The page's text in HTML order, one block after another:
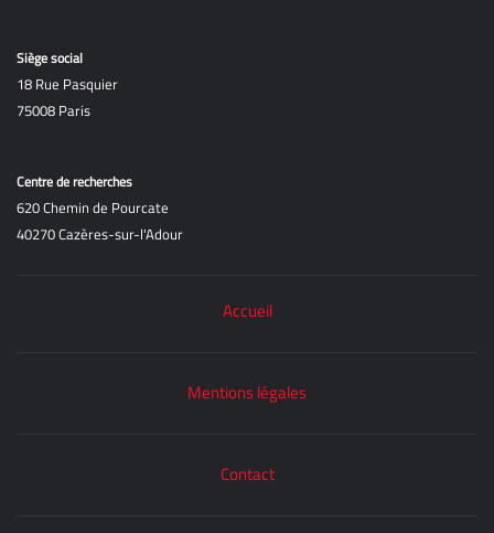
Siège social
18 Rue Pasquier
75008 Paris
Centre de recherches
620 Chemin de Pourcate
40270 Cazères-sur-l'Adour
Accueil
Mentions légales
Contact